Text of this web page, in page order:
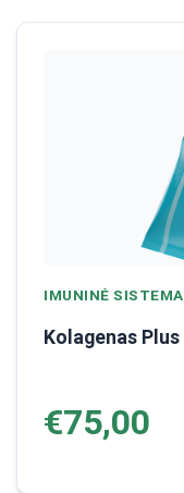
IMUNINĖ SISTEMA
Kolagenas Plus
€75,00